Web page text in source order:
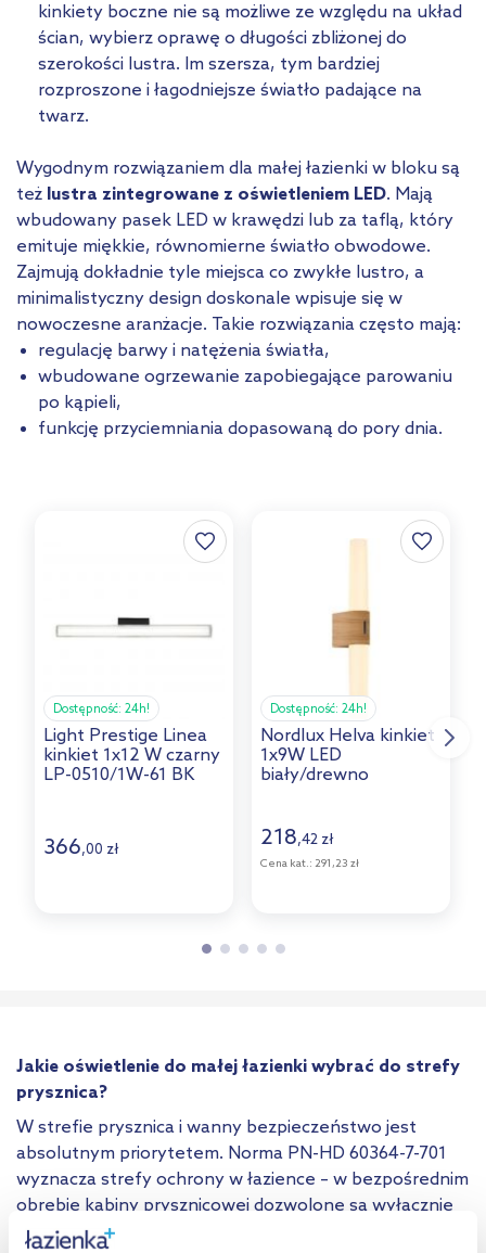
kinkiety boczne nie są możliwe ze względu na układ
ścian, wybierz oprawę o długości zbliżonej do
szerokości lustra. Im szersza, tym bardziej
rozproszone i łagodniejsze światło padające na
twarz.
Wygodnym rozwiązaniem dla małej łazienki w bloku są
też lustra zintegrowane z oświetleniem LED. Mają
wbudowany pasek LED w krawędzi lub za taflą, który
emituje miękkie, równomierne światło obwodowe.
Zajmują dokładnie tyle miejsca co zwykłe lustro, a
minimalistyczny design doskonale wpisuje się w
nowoczesne aranżacje. Takie rozwiązania często mają:
regulację barwy i natężenia światła,
wbudowane ogrzewanie zapobiegające parowaniu
po kąpieli,
funkcję przyciemniania dopasowaną do pory dnia.
Dostępność:24h!
Light Prestige Linea
kinkiet 1x12 W czarny
LP-0510/1W-61 BK
366,00 zł
Dostępność: 24h!
Nordlux Helva kinkiet
1x9W LED
biały/drewno
218,42 zł
Cena kat.: 291,23 zł
Jakie oświetlenie do małej łazienki wybrać do strefy
prysznica?
W strefie prysznica i wanny bezpieczeństwo jest
absolutnym priorytetem. Norma PN-HD 60364-7-701
wyznacza strefy ochrony w łazience – w bezpośrednim
obrębie kabiny prysznicowej dozwolone są wyłącznie
oprawy o stopniu ochrony minimum